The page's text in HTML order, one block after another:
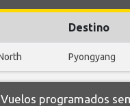
Destino
Pyongyang
Vuelos programados